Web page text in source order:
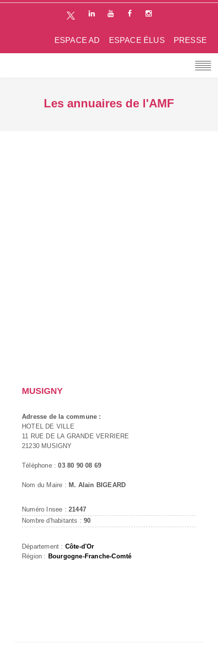
PRESSE
ESPACE ÉLUS
ESPACE AD
Les annuaires de l'AMF
MUSIGNY
Adresse de la commune :
HOTEL DE VILLE
11 RUE DE LA GRANDE VERRIERE
21230 MUSIGNY
Téléphone :03 80 90 08 69
Nom du Maire : M. Alain BIGEARD
Numéro Insee : 21447
Nombre d'habitants :90
Département : Côte-d'Or
Région : Bourgogne-Franche-Comté